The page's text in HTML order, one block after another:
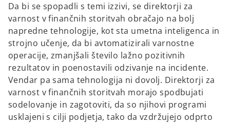
Da bi se spopadli s temi izzivi, se direktorji za
varnost v finančnih storitvah obračajo na bolj
napredne tehnologije, kot sta umetna inteligenca in
strojno učenje, da bi avtomatizirali varnostne
operacije, zmanjšali število lažno pozitivnih
rezultatov in poenostavili odzivanje na incidente.
Vendar pa sama tehnologija ni dovolj. Direktorji za
varnost v finančnih storitvah morajo spodbujati
sodelovanje in zagotoviti, da so njihovi programi
usklajeni s cilji podjetja, tako da vzdržujejo odprto